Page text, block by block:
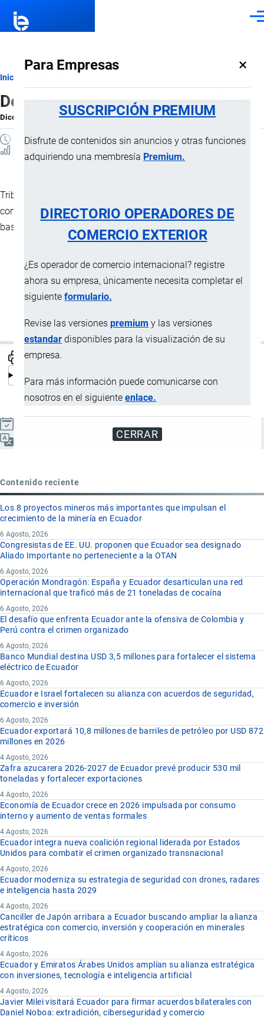
Para Empresas ×
SUSCRIPCIÓN PREMIUM
Disfrute de contenidos sin anuncios y otras funciones
adquiriendo una membresía Premium.
DIRECTORIO OPERADORES DE
COMERCIO EXTERIOR
¿Es operador de comercio internacional? registre
ahora su empresa, únicamente necesita completar el
siguienteformulario.
Revise las versionespremium y las versiones
estandar disponibles para la visualización de su
empresa.
Para más información puede comunicarse con
nosotros en el siguienteenlace.
CERRAR
Ruta
de
navegación
Inicio
Derechos arancelarios específicos
Diccionario porImportaciones …, 8 Septiembre, 2024
1 MINUTO
Tributos al
competente, consistentes en recargos fijos que se aplican en
base a determinadas condiciones de las mercancías, como:
Unidades físicas .
Dimensiones.
Volumen.
Entre otros.
Contenido reciente
Los 8 proyectos mineros más importantes que impulsan el
crecimiento de la minería en Ecuador
6 Agosto, 2026
Congresistas de EE. UU. proponen que Ecuador sea designado
Aliado Importante no perteneciente a la OTAN
6 Agosto, 2026
Operación Mondragón: España y Ecuador desarticulan una red
internacional que traficó más de 21 toneladas de cocaína
6 Agosto, 2026
El desafío que enfrenta Ecuador ante la ofensiva de Colombia y
Perú contra el crimen organizado
6 Agosto, 2026
Banco Mundial destina USD 3,5 millones para fortalecer el sistema
eléctrico de Ecuador
6 Agosto, 2026
Ecuador e Israel fortalecen su alianza con acuerdos de seguridad,
comercio e inversión
6 Agosto, 2026
Ecuador exportará 10,8 millones de barriles de petróleo por USD 872
millones en 2026
4 Agosto, 2026
Zafra azucarera 2026-2027 de Ecuador prevé producir 530 mil
toneladas y fortalecer exportaciones
4 Agosto, 2026
Economía de Ecuador crece en 2026 impulsada por consumo
interno y aumento de ventas formales
4 Agosto, 2026
Ecuador integra nueva coalición regional liderada por Estados
Unidos para combatir el crimen organizado transnacional
4 Agosto, 2026
Ecuador moderniza su estrategia de seguridad con drones, radares
e inteligencia hasta 2029
4 Agosto, 2026
Canciller de Japón arribara a Ecuador buscando ampliar la alianza
estratégica con comercio, inversión y cooperación en minerales
críticos
4 Agosto, 2026
Ecuador y Emiratos Árabes Unidos amplían su alianza estratégica
con inversiones, tecnología e inteligencia artificial
4 Agosto, 2026
Javier Milei visitará Ecuador para firmar acuerdos bilaterales con
Daniel Noboa: extradición, ciberseguridad y comercio